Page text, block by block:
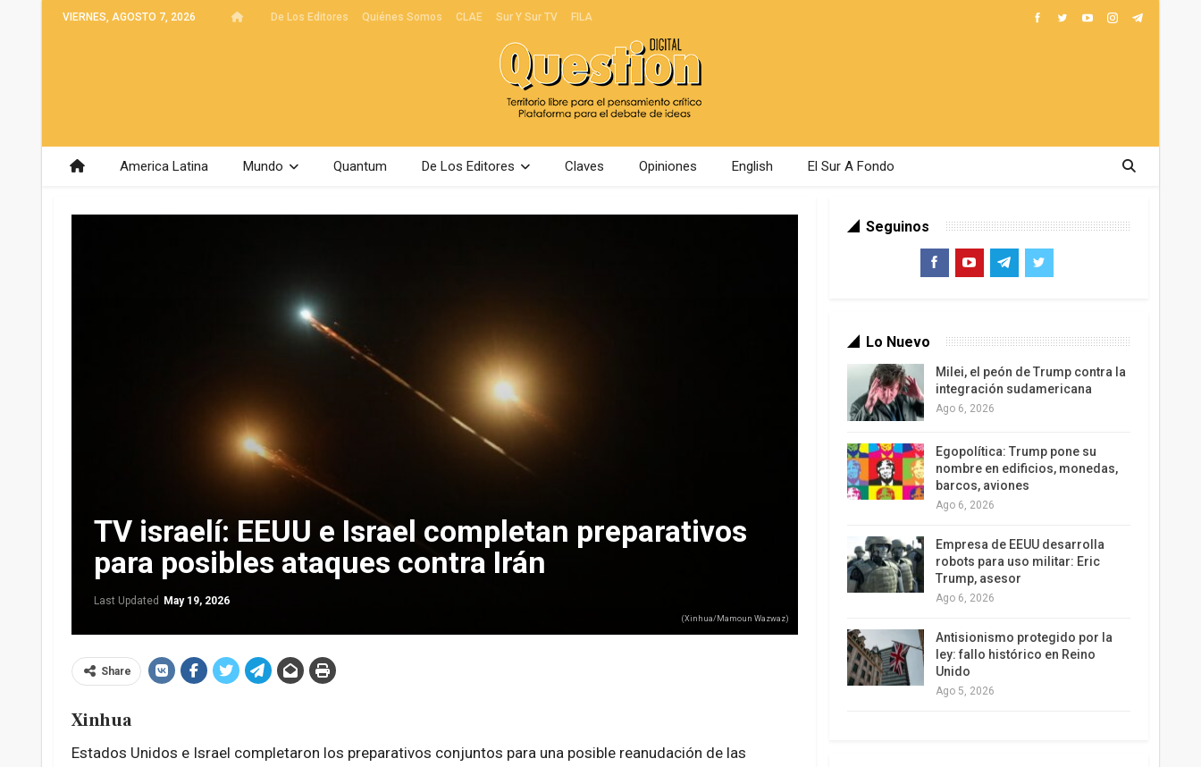
VIERNES, AGOSTO 7, 2026 De Los Editores Quiénes Somos CLAE Sur Y Sur TV FILA
America Latina Mundo Quantum De Los Editores Claves Opiniones English El Sur A Fondo
TV israelí: EEUU e Israel completan preparativos
para posibles ataques contra Irán
Last Updated May 19, 2026
(Xinhua/Mamoun Wazwaz)
Share
Xinhua
Estados Unidos e Israel completaron los preparativos conjuntos para una posible reanudación de las
Seguinos
Lo Nuevo
Milei, el peón de Trump contra la
integración sudamericana
Ago 6, 2026
Egopolítica: Trump pone su
nombre en edificios, monedas,
barcos, aviones
Ago 6, 2026
Empresa de EEUU desarrolla
robots para uso militar: Eric
Trump, asesor
Ago 6, 2026
Antisionismo protegido por la
ley: fallo histórico en Reino
Unido
Ago 5, 2026